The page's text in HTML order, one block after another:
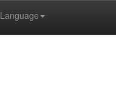
Language